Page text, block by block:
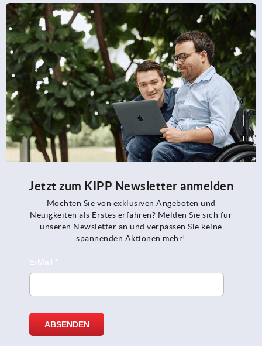
Jetzt zum KIPP Newsletter anmelden
Möchten Sie von exklusiven Angeboten und
Neuigkeiten als Erstes erfahren? Melden Sie sich für
unseren Newsletter an und verpassen Sie keine
spannenden Aktionen mehr!